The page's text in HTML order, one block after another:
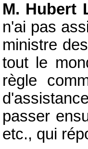
M. Hubert
n'ai pas
ministre
tout le
règle
passer
etc., qui